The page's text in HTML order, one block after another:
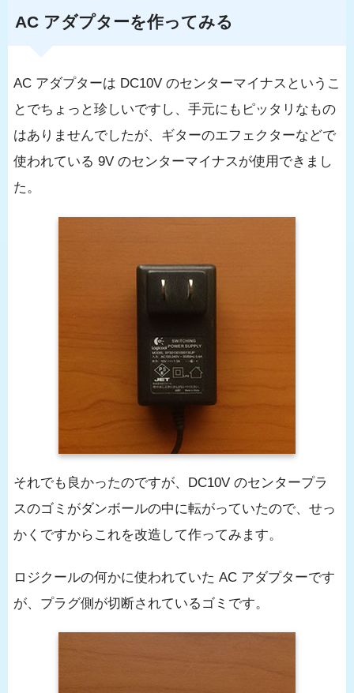
AC アダプターを作ってみる
AC アダプターは DC10V のセンターマイナスというこ
とでちょっと珍しいですし、手元にもピッタリなもの
はありませんでしたが、ギターのエフェクターなどで
使われている 9V のセンターマイナスが使用できまし
た。
それでも良かったのですが、DC10V のセンタープラ
スのゴミがダンボールの中に転がっていたので、せっ
かくですからこれを改造して作ってみます。
ロジクールの何かに使われていた AC アダプターです
が、プラグ側が切断されているゴミです。